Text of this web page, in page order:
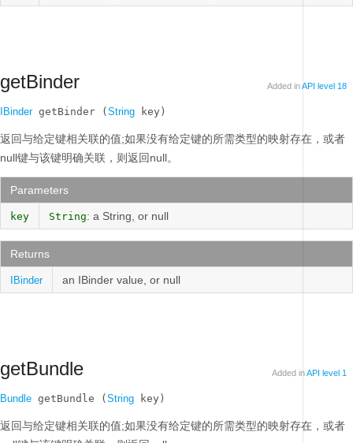
getBinder Added inAPI level 18
IBinder getBinder ( String key)
返回与给定键相关联的值;如果没有给定键的所需类型的映射存在，或者
null键与该键明确关联，则返回null。
Parameters
key String: a String, or null
Returns
IBinder an IBinder value, or null
getBundle Added inAPI level 1
Bundle getBundle ( String key)
返回与给定键相关联的值;如果没有给定键的所需类型的映射存在，或者